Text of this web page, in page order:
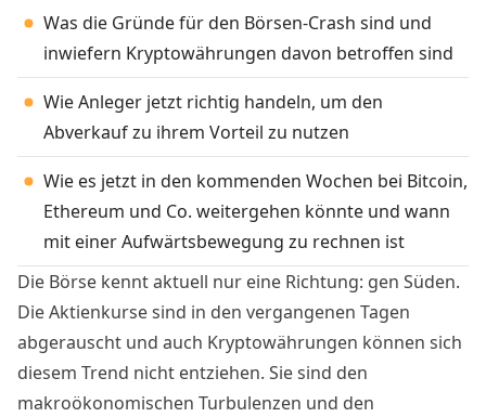
Was die Gründe für den Börsen-Crash sind und
inwiefern Kryptowährungen davon betroffen sind
Wie Anleger jetzt richtig handeln, um den
Abverkauf zu ihrem Vorteil zu nutzen
Wie es jetzt in den kommenden Wochen bei Bitcoin,
Ethereum und Co. weitergehen könnte und wann
mit einer Aufwärtsbewegung zu rechnen ist
Die Börse kennt aktuell nur eine Richtung: gen Süden.
Die Aktienkurse sind in den vergangenen Tagen
abgerauscht und auch Kryptowährungen können sich
diesem Trend nicht entziehen. Sie sind den
makroökonomischen Turbulenzen und den